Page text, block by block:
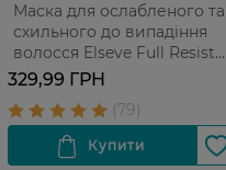
Маска для ослабленого та
схильного до випадіння
волосся Elseve Full Resist
Arginine+Aminexil 300 мл
329,99 ГРН